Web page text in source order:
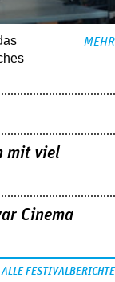
MEHR
mit viel
Cinema
ALLE FESTIVALBERICHTE